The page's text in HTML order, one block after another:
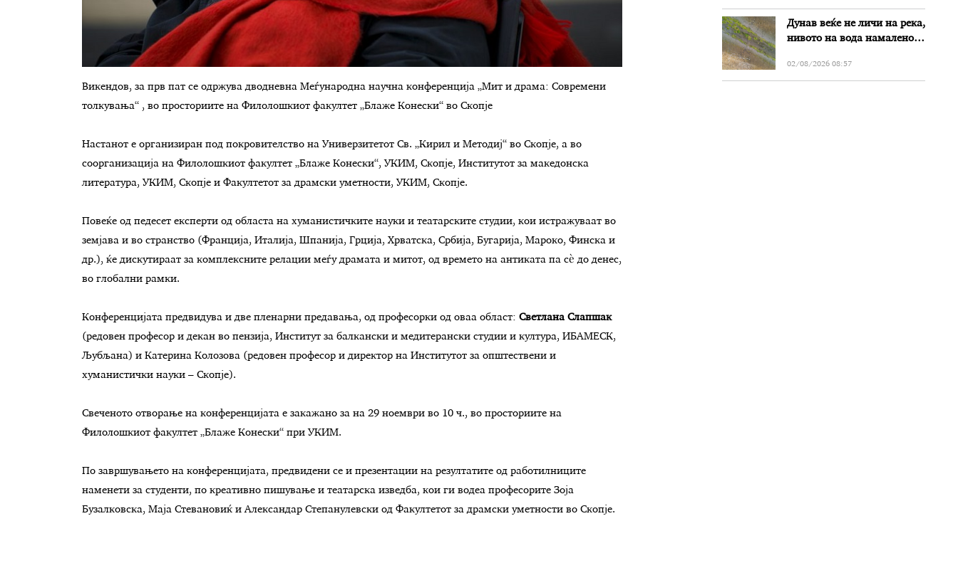
Викендов, за прв пат се одржува дводневна Меѓународна научна конференција „Мит и драма: Современи
толкувања“ , во просториите на Филолошкиот факултет „Блаже Конески“ во Скопје
Настанот е организиран под покровителство на Универзитетот Св. „Кирил и Методиј“ во Скопје, а во
соорганизација на Филолошкиот факултет „Блаже Конески“, УКИМ, Скопје, Институтот за македонска
литература, УКИМ, Скопје и Факултетот за драмски уметности, УКИМ, Скопје.
Повеќе од педесет експерти од областа на хуманистичките науки и театарските студии, кои истражуваат во
земјава и во странство (Франција, Италија, Шпанија, Грција, Хрватска, Србија, Бугарија, Мароко, Финска и
др.), ќе дискутираат за комплексните релации меѓу драмата и митот, од времето на антиката па сѐ до денес,
во глобални рамки.
Конференцијата предвидува и две пленарни предавања, од професорки од оваа област: Светлана Слапшак
(редовен професор и декан во пензија, Институт за балкански и медитерански студии и култура, ИБАМЕСК,
Љубљана) и Катерина Колозова (редовен професор и директор на Институтот за општествени и
хуманистички науки – Скопје).
Свеченото отворање на конференцијата е закажано за на 29 ноември во 10 ч., во просториите на
Филолошкиот факултет „Блаже Конески“ при УКИМ.
По завршувањето на конференцијата, предвидени се и презентации на резултатите од работилниците
наменети за студенти, по креативно пишување и театарска изведба, кои ги водеа професорите Зоја
Бузалковска, Маја Стевановиќ и Александар Степанулевски од Факултетот за драмски уметности во Скопје.
Дунав веќе не личи на река,
нивото на вода намалено
Бугарија
02/08/2026 08:57